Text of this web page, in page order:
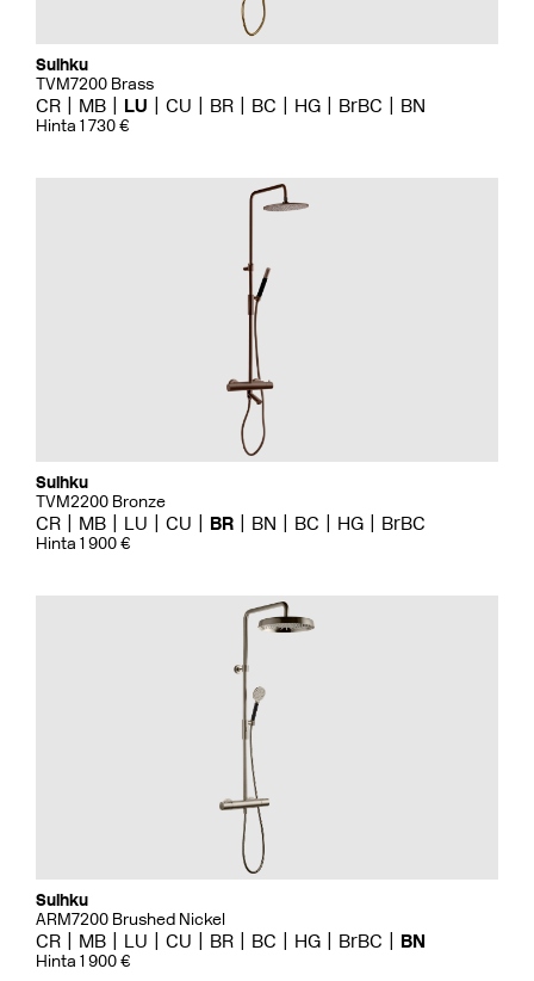
Suihku
TVM7200 Brass
CR MB LU CU BR BC HG BrBC BN
Hinta 1 730 €
Suihku
TVM2200 Bronze
CR MB LU CU BR BN BC HG BrBC
Hinta 1 900 €
Suihku
ARM7200 Brushed Nickel
CR MB LU CU BR BC HG BrBC BN
Hinta 1 900 €